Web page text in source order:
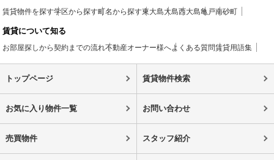
賃貸物件を探す学区から探す町名から探す東大島大島西大島亀戸南砂町
賃貸について知る
お部屋探しから契約までの流れ不動産オーナー様へよくある質問賃貸用語集
トップページ 賃貸物件検索
お気に入り物件一覧 お問い合わせ
売買物件 スタッフ紹介